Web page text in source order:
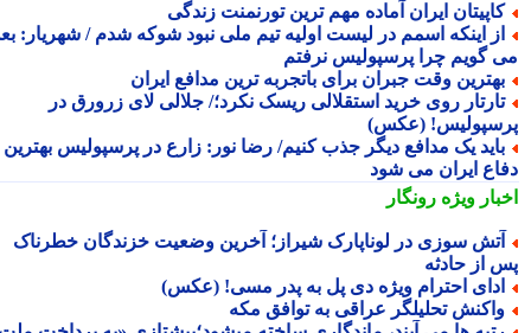
ایران آماده مهم ترین تورنمنت زندگی
اینکه اسمم در لیست اولیه تیم ملی نبود شوکه شدم / شهریار: بعدا
گویم چرا پرسپولیس نرفتم
وقت جبران برای باتجربه ترین مدافع ایران
روی خرید استقلالی ریسک نکرد؛/ جلالی لای زرورق در
(عکس)
یک مدافع دیگر جذب کنیم/ رضا نور: زارع در پرسپولیس بهترین
ایران می شود
ویژهرونگار
سوزی در لوناپارک شیراز؛ آخرین وضعیت خزندگان خطرناک
از حادثه
احترام ویژه دی پل به پدر مسی! (عکس)
تحلیلگر عراقی به توافق مکه